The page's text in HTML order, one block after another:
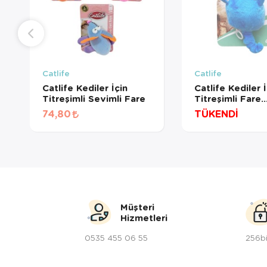
Catlife
Catlife Kediler İçin
Titreşimli Sevimli Fare
74,80
Catlife
Catlife Kediler
Titreşimli Fare
Oyuncak
TÜKENDİ
Müşteri
Hizmetleri
0535 455 06 55